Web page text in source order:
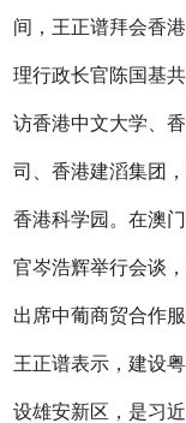
间，王正谱拜会香
理行政长官陈国基
访香港中文大学、
司、香港建滔集团
香港科学园。在澳
官岑浩辉举行会谈
出席中葡商贸合作
王正谱表示，建设
设雄安新区，是习